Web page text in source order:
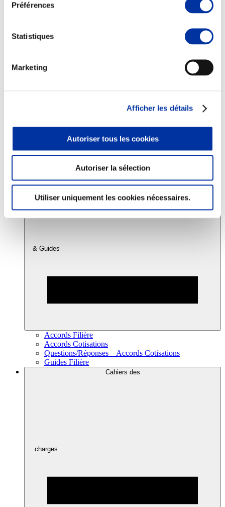
Préférences
Statistiques
Marketing
Afficher les détails
Autoriser tous les cookies
Autoriser la sélection
Utiliser uniquement les cookies nécessaires.
Sécurité sanitaire
Viandes et santé
Juste rémunération et attractivité des métiers
Info-veille scientifique
Accords
& Guides
Accords Filière
Accords Cotisations
Questions/Réponses – Accords Cotisations
Guides Filière
Cahiers des
charges